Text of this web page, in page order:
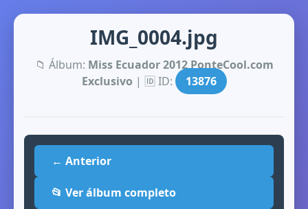
IMG_0004.jpg
📁 Álbum: Miss Ecuador 2012 PonteCool.com
Exclusivo | 🆔 ID: 13876
← Anterior
📂 Ver álbum completo